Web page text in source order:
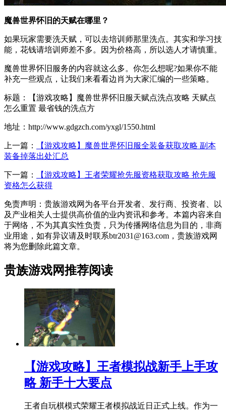
魔兽世界怀旧的天赋在哪里？
如果玩家需要洗天赋，可以去培训师那里洗点。其实和学习技
能，花钱请培训师差不多。因为价格高，所以选人才请慎重。
魔兽世界怀旧服务的内容就这么多。你怎么想呢?如果你不能
补充一些观点，让我们来看看边肖为大家汇编的一些策略。
标题：【游戏攻略】魔兽世界怀旧服天赋点洗点攻略 天赋点
怎么重置 最省钱的洗点方
地址：http://www.gdgzch.com/yxgl/1550.html
上一篇：
【游戏攻略】魔兽世界怀旧服全装备获取攻略 副本
装备掉落出处汇总
下一篇：
【游戏攻略】王者荣耀抢先服资格获取攻略 抢先服
资格怎么获得
免责声明：贵族游戏网为各平台开发者、发行商、投资者、以
及产业相关人士提供高价值的业内资讯和参考。本篇内容来自
于网络，不为其真实性负责，只为传播网络信息为目的，非商
业用途，如有异议请及时联系btr2031@163.com，贵族游戏网
将为您删除此篇文章。
贵族游戏网推荐阅读
【游戏攻略】王者模拟战新手上手攻
略 新手十大要点
王者自玩棋模式荣耀王者模拟战近日正式上线。作为一